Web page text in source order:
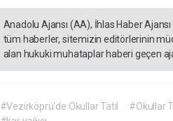
Anadolu Ajansı (AA), İhlas Haber
tüm haberler, sitemizin editörlerinin
alan hukuki muhataplar haberi geçen
#Vezirköprü'de Okullar Tatil #Okullar